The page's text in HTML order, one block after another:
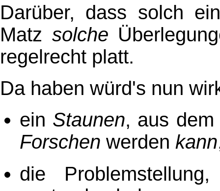
Darüber, dass solch
Matz solche
regelrecht platt.
Da haben würd's nun
ein Staunen, aus
Forschen werden kann
die